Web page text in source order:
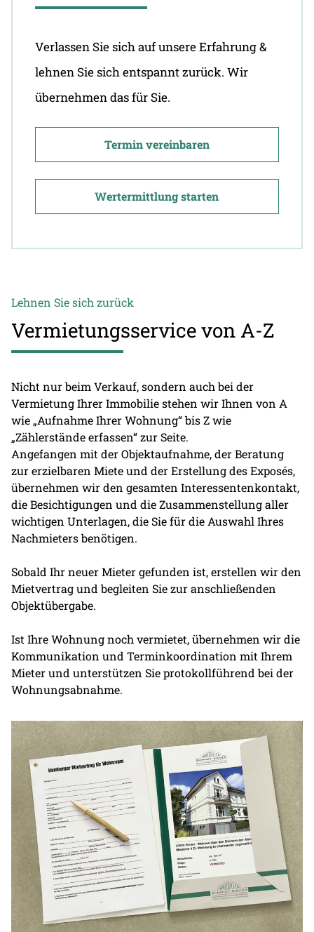
Verlassen Sie sich auf unsere Erfahrung &
lehnen Sie sich entspannt zurück. Wir
übernehmen das für Sie.
Termin vereinbaren
Wertermittlung starten
Vermietungsservice von A-Z
Lehnen Sie sich zurück
Nicht nur beim Verkauf, sondern auch bei der
Vermietung Ihrer Immobilie stehen wir Ihnen von A
wie „Aufnahme Ihrer Wohnung“ bis Z wie
„Zählerstände erfassen“ zur Seite.
Angefangen mit der Objektaufnahme, der Beratung
zur erzielbaren Miete und der Erstellung des Exposés,
übernehmen wir den gesamten Interessentenkontakt,
die Besichtigungen und die Zusammenstellung aller
wichtigen Unterlagen, die Sie für die Auswahl Ihres
Nachmieters benötigen.
Sobald Ihr neuer Mieter gefunden ist, erstellen wir den
Mietvertrag und begleiten Sie zur anschließenden
Objektübergabe.
Ist Ihre Wohnung noch vermietet, übernehmen wir die
Kommunikation und Terminkoordination mit Ihrem
Mieter und unterstützen Sie protokollführend bei der
Wohnungsabnahme.